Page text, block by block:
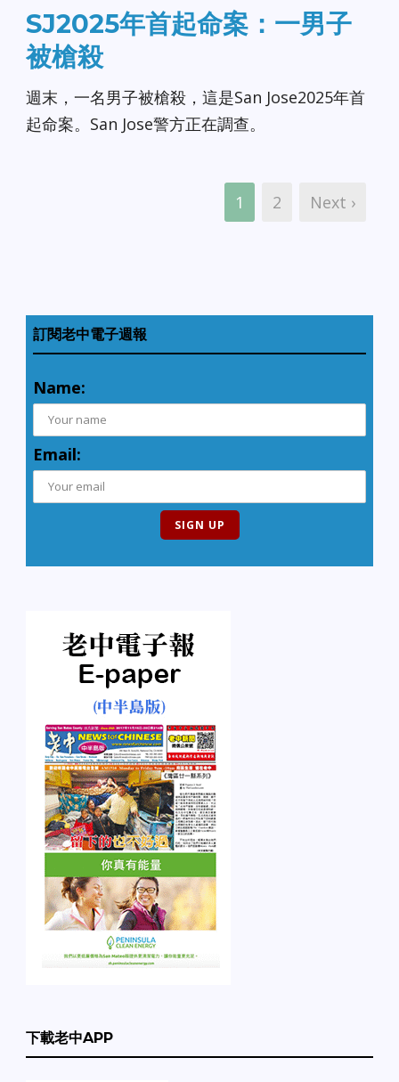
SJ2025年首起命案：一男子
被槍殺
週末，一名男子被槍殺，這是San Jose2025年首
起命案。San Jose警方正在調查。
1 2 Next ›
訂閱老中電子週報
Name:
Email:
下載老中APP